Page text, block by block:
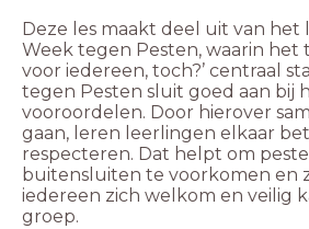
Deze les maakt deel uit van het
Week tegen Pesten, waarin het
voor iedereen, toch?’ centraal
tegen Pesten sluit goed aan bij
vooroordelen. Door hierover
gaan, leren leerlingen elkaar
respecteren. Dat helpt om
buitensluiten te voorkomen en
iedereen zich welkom en veilig
groep.